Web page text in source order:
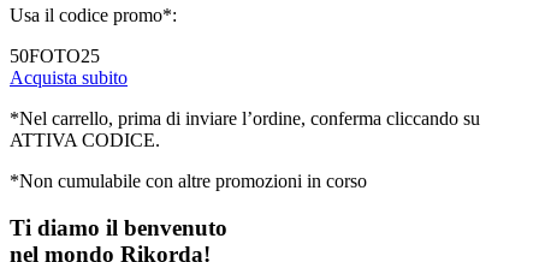
Usa il codice promo*:
50FOTO25
Acquista subito
*Nel carrello, prima di inviare l’ordine, conferma cliccando su
ATTIVA CODICE.
*Non cumulabile con altre promozioni in corso
Ti diamo il benvenuto
nel mondo Rikorda!